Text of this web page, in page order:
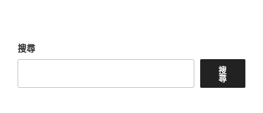
搜尋
搜
尋